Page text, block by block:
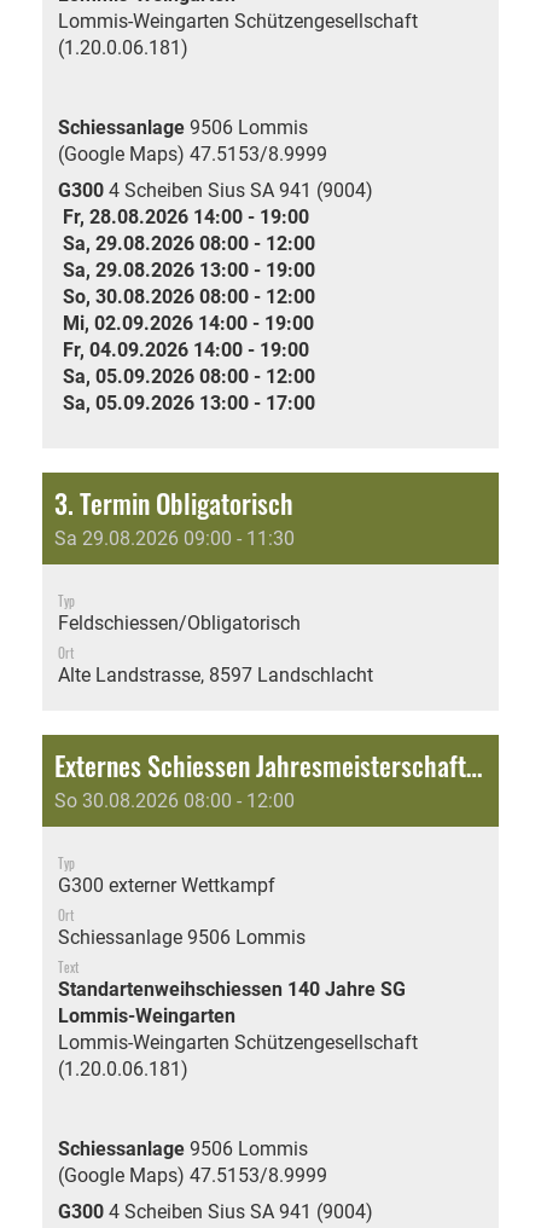
Lommis-Weingarten Schützengesellschaft
(1.20.0.06.181)
Schiessanlage 9506 Lommis
(Google Maps) 47.5153/8.9999
G300 4 Scheiben Sius SA 941 (9004)
Fr, 28.08.2026 14:00 - 19:00
Sa, 29.08.2026 08:00 - 12:00
Sa, 29.08.2026 13:00 - 19:00
So, 30.08.2026 08:00 - 12:00
Mi, 02.09.2026 14:00 - 19:00
Fr, 04.09.2026 14:00 - 19:00
Sa, 05.09.2026 08:00 - 12:00
Sa, 05.09.2026 13:00 - 17:00
3. Termin Obligatorisch
Sa 29.08.2026 09:00 - 11:30
Typ
Feldschiessen/Obligatorisch
Ort
Alte Landstrasse, 8597 Landschlacht
Externes Schiessen Jahresmeisterschaft: Standartenweihschiessen 140 Jahre SG Lommis-Weingarten
So 30.08.2026 08:00 - 12:00
Typ
G300 externer Wettkampf
Ort
Schiessanlage 9506 Lommis
Text
Standartenweihschiessen 140 Jahre SG
Lommis-Weingarten
Lommis-Weingarten Schützengesellschaft
(1.20.0.06.181)
Schiessanlage 9506 Lommis
(Google Maps) 47.5153/8.9999
G300 4 Scheiben Sius SA 941 (9004)